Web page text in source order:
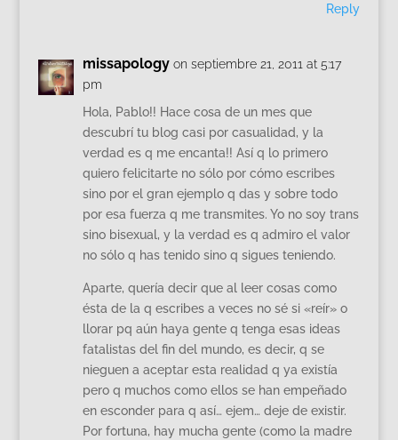
Reply
missapology on septiembre 21, 2011 at 5:17
pm
Hola, Pablo!! Hace cosa de un mes que
descubrí tu blog casi por casualidad, y la
verdad es q me encanta!! Así q lo primero
quiero felicitarte no sólo por cómo escribes
sino por el gran ejemplo q das y sobre todo
por esa fuerza q me transmites. Yo no soy trans
sino bisexual, y la verdad es q admiro el valor
no sólo q has tenido sino q sigues teniendo.
Aparte, quería decir que al leer cosas como
ésta de la q escribes a veces no sé si «reír» o
llorar pq aún haya gente q tenga esas ideas
fatalistas del fin del mundo, es decir, q se
nieguen a aceptar esta realidad q ya existía
pero q muchos como ellos se han empeñado
en esconder para q así… ejem… deje de existir.
Por fortuna, hay mucha gente (como la madre